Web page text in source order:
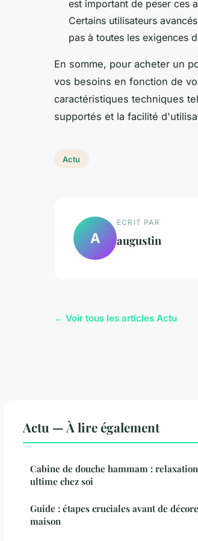
est important de peser ces
Certains utilisateurs
pas à toutes les exigences
En somme, pour acheter un
vos besoins en fonction de
caractéristiques techniques
supportés et la facilité
Actu
A
ECRIT PAR
augustin
← Voir tous les articles Actu
Actu — À lire également
Cabine de douche hammam : relaxation
ultime chez soi
Guide : étapes cruciales avant de
maison